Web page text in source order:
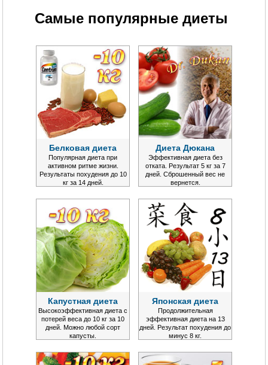
Самые популярные диеты
Белковая диета
Популярная диета при
активном ритме жизни.
Результаты похудения до 10
кг за 14 дней.
Диета Дюкана
Эффективная диета без
отката. Результат 5 кг за 7
дней. Сброшенный вес не
вернется.
Капустная диета
Высокоэффективная диета с
потерей веса до 10 кг за 10
дней. Можно любой сорт
капусты.
Японская диета
Продолжительная
эффективная диета на 13
дней. Результат похудения до
минус 8 кг.